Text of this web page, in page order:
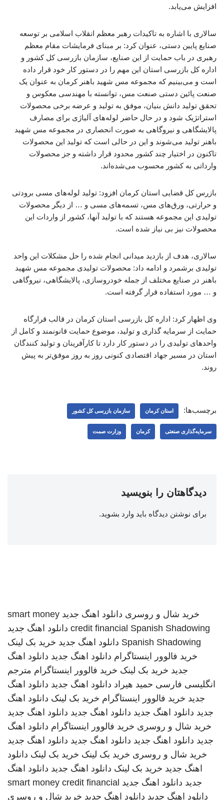
افزایش می‌یابد.
سالاری با اشاره به تاکیدات رهبر معظم انقلاب اسلامی بر توسعه
صنایع پایین دستی، عنوان کرد: بر مبنای فرمایشات مقام معظم
رهبری در باب حمایت از این صنایع، سازمان بازرسی کل کشور و
اداره کل بازرسی استان این مهم را در دستور کار خود قرار داده
است و می‌بینیم که مجموعه مس شهید باهنر کرمان به عنوان یک
صنعت پائین دستی صنعت مس، توانسته با مهندسی معکوس و
تحقق تولید دانش بنیان، موفق به تولید و عرضه برخی محصولات
استراتژیک شود و در حال حاضر لوله‌های آلیاژی برای مصارف
پالایشگاهی و نیروگاهی به صورت انحصاری در مجموعه مس شهید
باهنر تولید می‌شوند و این در حالی است که تولید این محصولات
تاکنون در اختیار چند کشور محدود قرار داشته و جز محصولات
وارداتی به کشور محسوب می‌شده‌اند.
بازرس کل قضایی استان کرمان افزود: تولید لوله‌های مسی برودتی
و حرارتی، ورق‌های مس، تسمه‌های مسی و … از دیگر محصولات
تولیدی این مجموعه هستند که با تولید آنها، کشور از واردات این
محصولات نیز بی نیاز شده است.
سالاری، هدف از بازدید میدانی انجام شده را حل مشکلات این واحد
تولیدی برشمرد و ادامه داد: محصولات تولیدی مجموعه مس شهید
باهنر در صنایع مختلف از جمله خودروسازی، پالایشگاهی، نیروگاهی
و … مورد استفاده قرار گرفته است.
وی اظهار کرد: اداره کل بازرسی استان کرمان در قالب قرارگاه
حمایت از سرمایه گذاری و تولید، موضوع حمایت قانونمند و کامل از
واحدهای تولیدی را در دستور کار دارد تا کارآفرینان و تولید کنندگان
استان در مسیر جهاد اقتصادی کنونی روز به روز موفق‌تر به پیش
روند.
برچسب‌ها: استان کرمان سازمان بازرسی کل کشور
سرمایه‌گذاری صنعتی کرمان وزارت صمت
دیدگاهتان را بنویسید
برای نوشتن دیدگاه باید وارد بشوید.
خرید شال و روسری دانلود اهنگ جدید smart money
credit financial Spanish Shadowing
دانلود اهنگ جدید
Spanish Shadowing دانلود اهنگ جدید خرید بک لینک
خرید فالوور اینستاگرام دانلود اهنگ جدید دانلود اهنگ
جدید خرید بک لینک خرید فالوور اینستاگرام مترجم
انگلیسی فارسی حمید هیراد دانلود اهنگ جدید دانلود اهنگ
جدید خرید فالوور اینستاگرام خرید بک لینک دانلود اهنگ
جدید دانلود اهنگ جدید دانلود اهنگ جدید دانلود اهنگ جدید
خرید شال و روسری خرید فالوور اینستاگرام دانلود اهنگ
جدید دانلود اهنگ جدید دانلود اهنگ جدید دانلود اهنگ جدید
خرید شال و روسری خرید بک لینک خرید بک لینک دانلود
اهنگ جدید خرید بک لینک دانلود اهنگ جدید دانلود اهنگ
جدید دانلود اهنگ جدید smart money credit financial
دانلود اهنگ جدید دانلود اهنگ جدید خرید شال و روسری